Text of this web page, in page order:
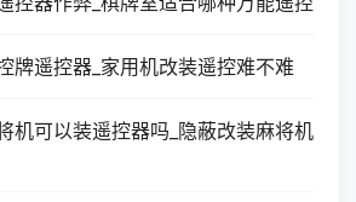
牌遥控器_家用机改装遥控难不难
机可以装遥控器吗_隐蔽改装麻将机